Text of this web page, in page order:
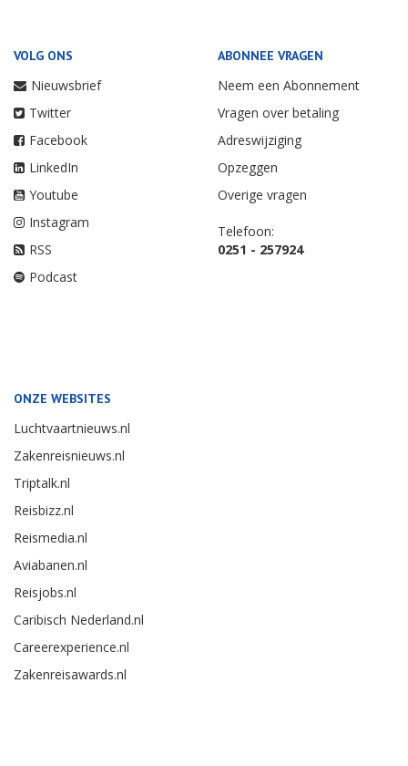
VOLG ONS
Nieuwsbrief
Twitter
Facebook
LinkedIn
Youtube
Instagram
RSS
Podcast
ABONNEE VRAGEN
Neem een Abonnement
Vragen over betaling
Adreswijziging
Opzeggen
Overige vragen
Telefoon:
0251 - 257924
ONZE WEBSITES
Luchtvaartnieuws.nl
Zakenreisnieuws.nl
Triptalk.nl
Reisbizz.nl
Reismedia.nl
Aviabanen.nl
Reisjobs.nl
Caribisch Nederland.nl
Careerexperience.nl
Zakenreisawards.nl